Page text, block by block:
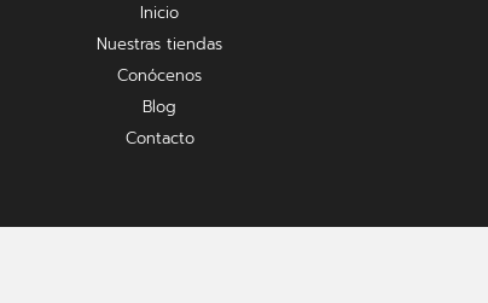
Inicio
Nuestras tiendas
Conócenos
Blog
Contacto